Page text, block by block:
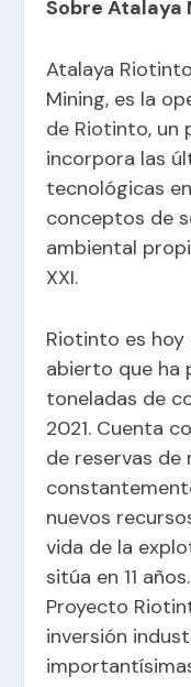
Sobre Atalaya
Atalaya
Mining, es la
de Riotinto, un
incorpora las
tecnológicas
conceptos de
ambiental
XXI.
Riotinto es hoy
abierto que ha
toneladas de
2021. Cuenta
de reservas de
nuevos
vida de la
sitúa en 11
Proyecto
inversión